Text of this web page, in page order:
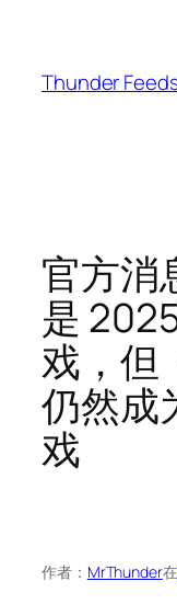
Thunder
官方消
是
戏，但
仍然成
戏
作者： MrThunder在